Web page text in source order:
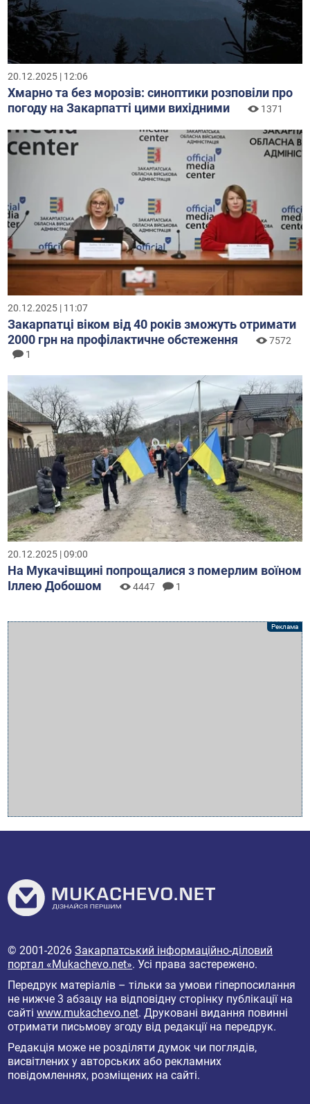
20.12.2025 | 12:06
Хмарно та без морозів: синоптики розповіли про
погоду на Закарпатті цими вихідними
1371
20.12.2025 | 11:07
Закарпатці віком від 40 років зможуть отримати
2000 грн на профілактичне обстеження
7572
1
20.12.2025 | 09:00
На Мукачівщині попрощалися з померлим воїном
Іллею Добошом
4447 1
© 2001-2026Закарпатський інформаційно-діловий
портал «Mukachevo.net». Усі права застережено.
Передрук матеріалів – тільки за умови гіперпосилання
не нижче 3 абзацу на відповідну сторінку публікації на
сайтіwww.mukachevo.net. Друковані видання повинні
отримати письмову згоду від редакції на передрук.
Редакція може не розділяти думок чи поглядів,
висвітлених у авторських або рекламних
повідомленнях, розміщених на сайті.